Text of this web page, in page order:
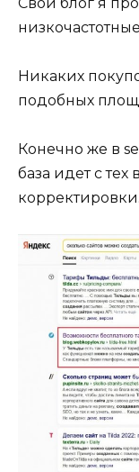
Никаких
подобных
Конечно же в
база идет с
корректировки.